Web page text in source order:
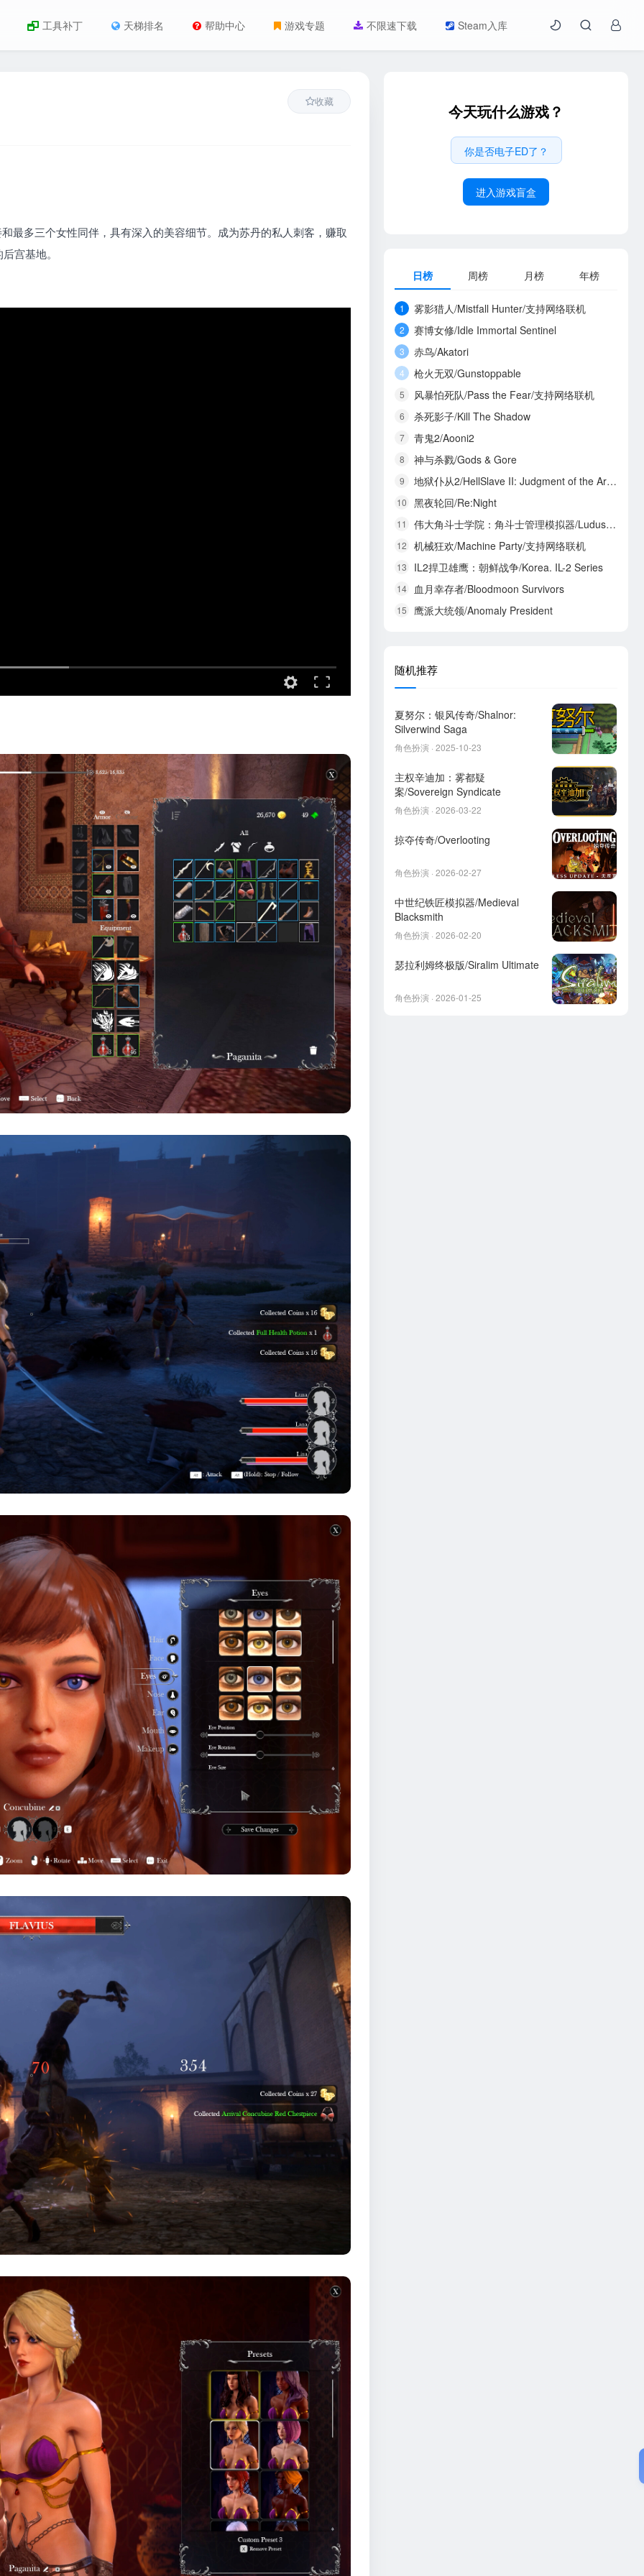
工具补丁 天梯排名 帮助中心 游戏专题 不限速下载 Steam入库
收藏
最多三个女性同伴，具有深入的美容细节。成为苏丹的私人刺客，赚取
宫基地。
今天玩什么游戏？
你是否电子ED了？
进入游戏盲盒
日榜 周榜 月榜 年榜
1 雾影猎人/Mistfall Hunter/支持网络联机
2 赛博女修/Idle Immortal Sentinel
3 赤鸟/Akatori
4 枪火无双/Gunstoppable
5 风暴怕死队/Pass the Fear/支持网络联机
6 杀死影子/Kill The Shadow
7 青鬼2/Aooni2
8 神与杀戮/Gods & Gore
9 地狱仆从2/HellSlave II: Judgment of the Archon
10 黑夜轮回/Re:Night
11 伟大角斗士学院：角斗士管理模拟器/Ludus Magnatus: Gladiator Manager Simulator
12 机械狂欢/Machine Party/支持网络联机
13 IL2捍卫雄鹰：朝鲜战争/Korea. IL-2 Series
14 血月幸存者/Bloodmoon Survivors
15 鹰派大统领/Anomaly President
随机推荐
夏努尔：银风传奇/Shalnor:
Silverwind Saga
角色扮演 · 2025-10-23
主权辛迪加：雾都疑
案/Sovereign Syndicate
角色扮演 · 2026-03-22
掠夺传奇/Overlooting
角色扮演 · 2026-02-27
中世纪铁匠模拟器/Medieval
Blacksmith
角色扮演 · 2026-02-20
瑟拉利姆终极版/Siralim Ultimate
角色扮演 · 2026-01-25